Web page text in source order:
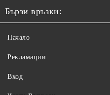
Бързи връзки:
Начало
Рекламации
Вход